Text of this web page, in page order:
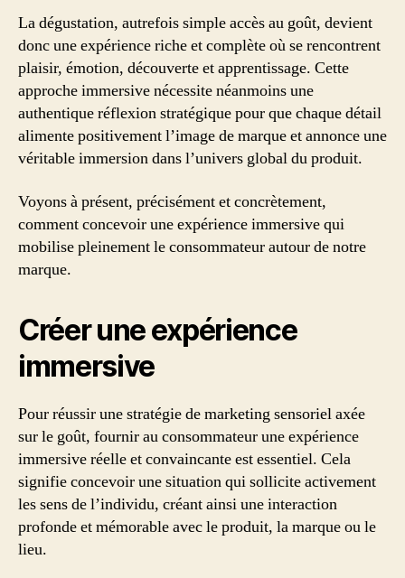
La dégustation, autrefois simple accès au goût, devient
donc une expérience riche et complète où se rencontrent
plaisir, émotion, découverte et apprentissage. Cette
approche immersive nécessite néanmoins une
authentique réflexion stratégique pour que chaque détail
alimente positivement l’image de marque et annonce une
véritable immersion dans l’univers global du produit.
Voyons à présent, précisément et concrètement,
comment concevoir une expérience immersive qui
mobilise pleinement le consommateur autour de notre
marque.
Créer une expérience
immersive
Pour réussir une stratégie de marketing sensoriel axée
sur le goût, fournir au consommateur une expérience
immersive réelle et convaincante est essentiel. Cela
signifie concevoir une situation qui sollicite activement
les sens de l’individu, créant ainsi une interaction
profonde et mémorable avec le produit, la marque ou le
lieu.